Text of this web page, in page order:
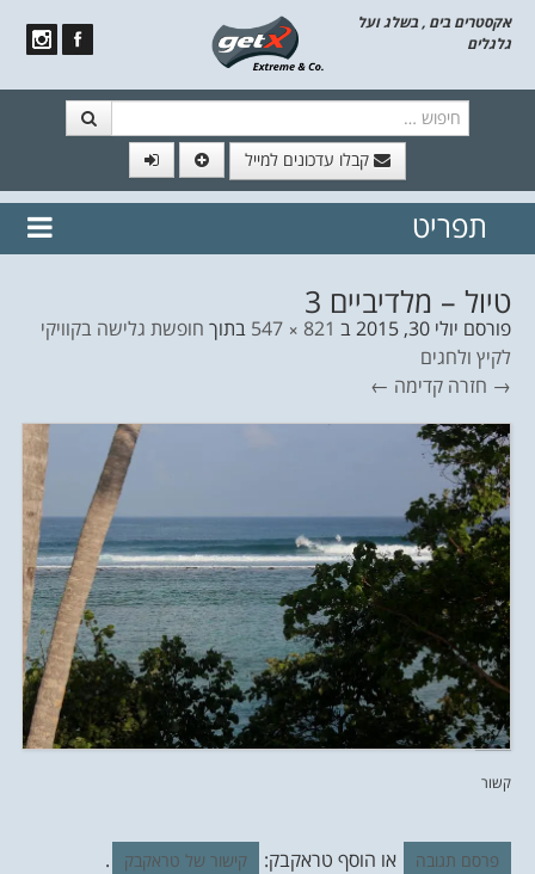
אקסטרים בים , בשלג ועל
גלגלים
קבלו עדכונים למייל
// הצטרף לרשימת תפוצה!
נשמח
תפריט
טיול – מלדיביים 3
פורסם יולי 30, 2015 ב 821 × 547 בתוך חופשת גלישה בקוויקי
לקיץ ולחגים
→ חזרה קדימה ←
קשור
פרסם תגובה או הוסף טראקבק: קישור של טראקבק .